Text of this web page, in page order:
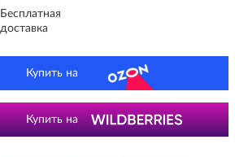
Бесплатная
доставка
Купить на
Купить на